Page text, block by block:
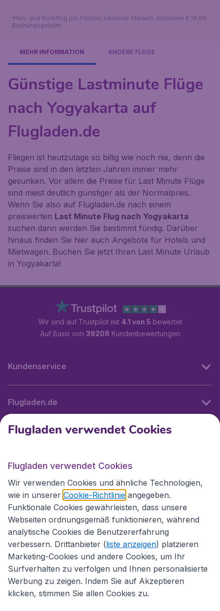
*Hin- und Rückflug pro Person, inklusive Steuern, exklusive € 19,99
Buchungsgebühr.
MEHR INFORMATION ANDERE FLÜGE
Günstige Lastminute Flüge
nach Yogyakarta auf
Flugladen.de
Fliegen ist heutzutage so billig wie noch nie, denn die
Preise sind in den letzten Jahren immer mehr
gesunken. Vor allem die Preise für Last Minute Flüge
sind meist deutlich günstiger als der Normalpreis.
Wenn Sie also auf Flugladen.de nach einem
preiswerten Last Minute Flug nach Yogyakarta
suchen dann werden Sie bestimmt fündig. Darüber
hinaus finden Sie hier auch Angebote für Hotels und
Mietwagen. Buchen Sie jetzt Ihren Last Minute Urlaub
in Yogyakarta!
Wir sind auf Trustpilot mit 4.1 von 5 bewertet
Auf Basis von 39208 Kundenbewertungen
Kundenservice
Flugladen.de
Internationale Webseiten
Folgen Sie uns:
Flugladen verwendet Cookies
Flugladen verwendet Cookies
Wir verwenden Cookies und ähnliche Technologien,
wie in unserer Cookie-Richtlinie angegeben.
Funktionale Cookies gewährleisten, dass unsere
Webseiten ordnungsgemäß funktionieren, während
analytische Cookies die Benutzererfahrung
verbessern. Drittanbieter (liste anzeigen) platzieren
Marketing-Cookies und andere Cookies, um Ihr
Surfverhalten zu verfolgen und Ihnen personalisierte
Werbung zu zeigen. Indem Sie auf Akzeptieren
klicken, stimmen Sie allen Cookies zu.